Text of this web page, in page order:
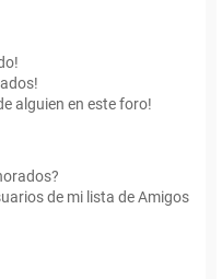
alguien en este foro!
de mi lista de Amigos